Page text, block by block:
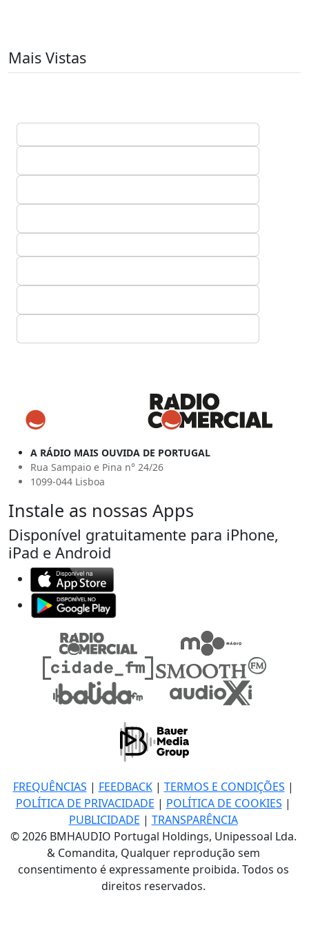
Mais Vistas
A RÁDIO MAIS OUVIDA DE PORTUGAL
Rua Sampaio e Pina n° 24/26
1099-044 Lisboa
Instale as nossas Apps
Disponível gratuitamente para iPhone,
iPad e Android
FREQUÊNCIAS | FEEDBACK| TERMOS E CONDIÇÕES |
POLÍTICA DE PRIVACIDADE | POLÍTICA DE COOKIES |
PUBLICIDADE | TRANSPARÊNCIA
© 2026 BMHAUDIO Portugal Holdings, Unipessoal Lda.
& Comandita, Qualquer reprodução sem
consentimento é expressamente proibida. Todos os
direitos reservados.